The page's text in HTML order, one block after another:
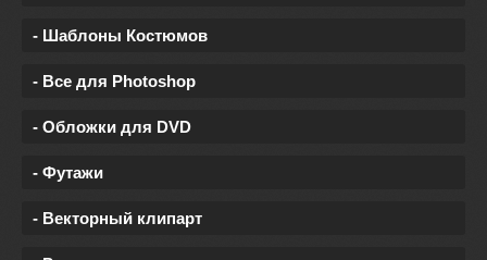
- Шаблоны Костюмов
- Все для Photoshop
- Обложки для DVD
- Футажи
- Векторный клипарт